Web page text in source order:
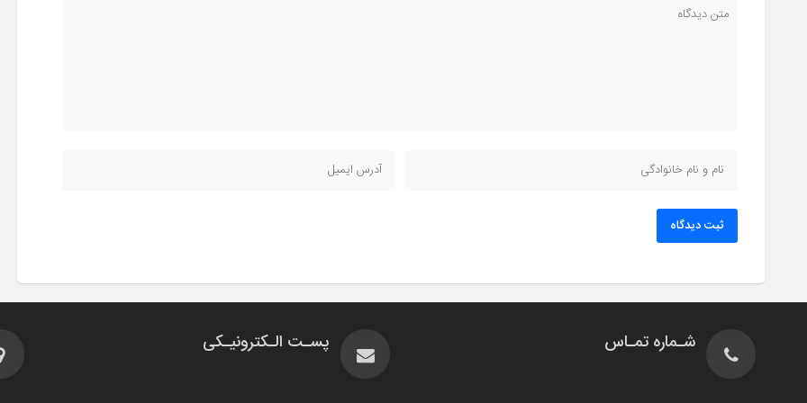
ثبت دیدگاه
شـماره تمـاس پسـت الـکترونیـکی